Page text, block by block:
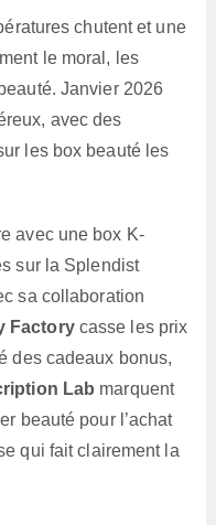
chutent et une
le moral, les
Janvier 2026
avec des
les box beauté les
avec une box K-
sur la Splendist
sa collaboration
Factorycasse les prix
des cadeaux bonus,
Lab marquent
beauté pour l’achat
qui fait clairement la